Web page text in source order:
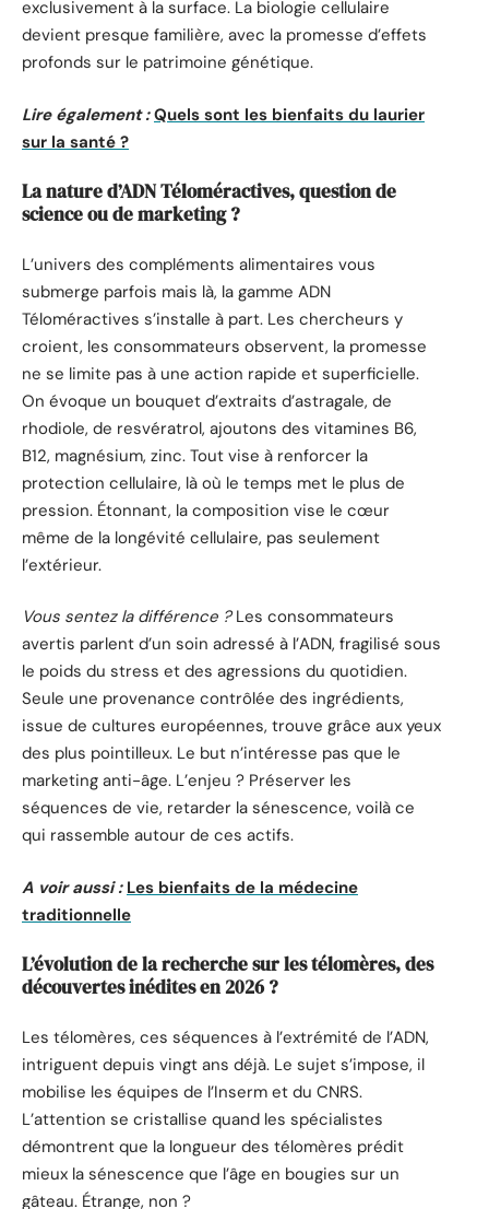
exclusivement à la surface. La biologie cellulaire
devient presque familière, avec la promesse d’effets
profonds sur le patrimoine génétique.
Lire également : Quels sont les bienfaits du laurier
sur la santé ?
La nature d’ADN Téloméractives, question de
science ou de marketing ?
L’univers des compléments alimentaires vous
submerge parfois mais là, la gamme ADN
Téloméractives s’installe à part. Les chercheurs y
croient, les consommateurs observent, la promesse
ne se limite pas à une action rapide et superficielle.
On évoque un bouquet d’extraits d’astragale, de
rhodiole, de resvératrol, ajoutons des vitamines B6,
B12, magnésium, zinc. Tout vise à renforcer la
protection cellulaire, là où le temps met le plus de
pression. Étonnant, la composition vise le cœur
même de la longévité cellulaire, pas seulement
l’extérieur.
Vous sentez la différence ?Les consommateurs
avertis parlent d’un soin adressé à l’ADN, fragilisé sous
le poids du stress et des agressions du quotidien.
Seule une provenance contrôlée des ingrédients,
issue de cultures européennes, trouve grâce aux yeux
des plus pointilleux. Le but n’intéresse pas que le
marketing anti-âge. L’enjeu ? Préserver les
séquences de vie, retarder la sénescence, voilà ce
qui rassemble autour de ces actifs.
A voir aussi : Les bienfaits de la médecine
traditionnelle
L’évolution de la recherche sur les télomères, des
découvertes inédites en 2026 ?
Les télomères, ces séquences à l’extrémité de l’ADN,
intriguent depuis vingt ans déjà. Le sujet s’impose, il
mobilise les équipes de l’Inserm et du CNRS.
L’attention se cristallise quand les spécialistes
démontrent que la longueur des télomères prédit
mieux la sénescence que l’âge en bougies sur un
gâteau. Étrange, non ?